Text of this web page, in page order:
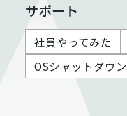
サポート
社員やってみた
OSシャットダウン